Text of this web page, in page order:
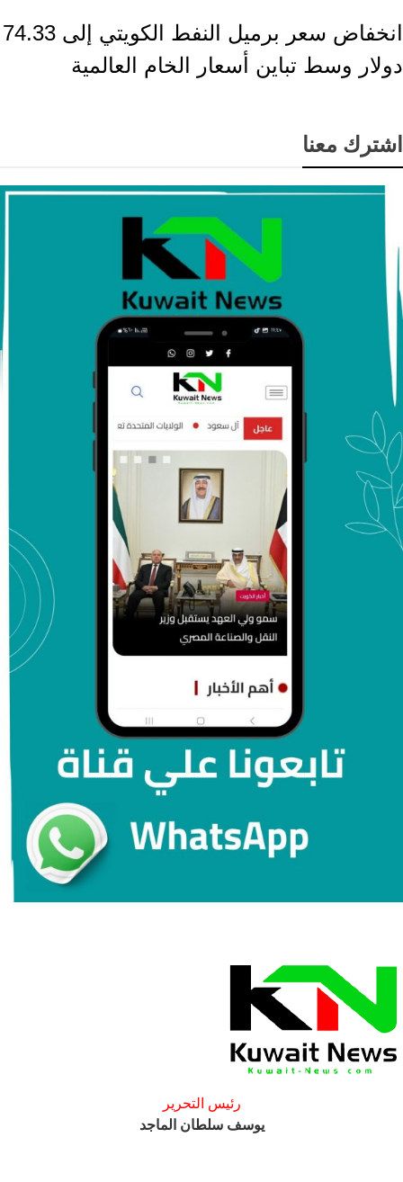
انخفاض سعر برميل النفط الكويتي إلى 74.33
دولار وسط تباين أسعار الخام العالمية
اشترك معنا
رئيس التحرير
يوسف سلطان الماجد